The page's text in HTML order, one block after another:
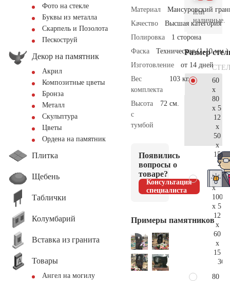
Фото на стекле
Буквы из металла
Скарпель и Позолота
Пескоструй
Декор на памятник
Акрил
Композитные цветы
Бронза
Металл
Скульптура
Цветы
Ордена на памятник
Плитка
Щебень
Таблички
Колумбарий
Вставка из гранита
Товары
Ангел на могилу
Материал
Мансуровский
Качество
Высшая категория
Полировка
1 сторона
Фаска
Техническая (1-10 мм.)
Изготовление
от 14 дней
Вес
комплекта
103 кг.
Высота
с
тумбой
72 см.
Появились
вопросы о
товаре?
Консультация
специалиста
Примеры памятников
или
наличные.
Размер
60
x
80
x 5
12
x
50
x
15
70
x
100
x 5
12
x
60
x
15
80